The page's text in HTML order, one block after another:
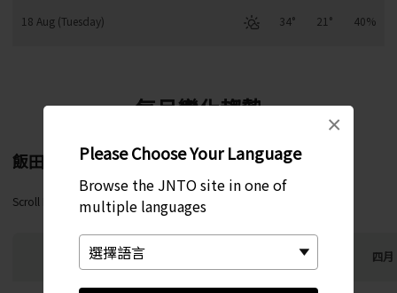
Please Choose Your Language
Browse the JNTO site in one of
multiple languages
×
18 Aug (Tuesday) 34° 21° 40%
每月變化趨勢
飯田
Scroll Right
四月